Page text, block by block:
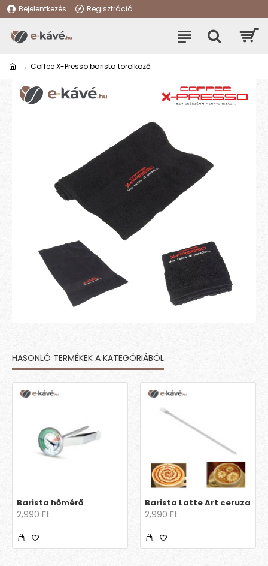
Bejelentkezés Regisztráció
Coffee X-Presso barista törölköző
HASONLÓ TERMÉKEK A KATEGÓRIÁBÓL
Barista hőmérő
2,990 Ft
Barista Latte Art ceruza
2,990 Ft